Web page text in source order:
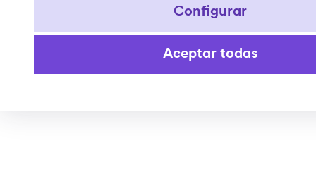
Configurar
Aceptar todas